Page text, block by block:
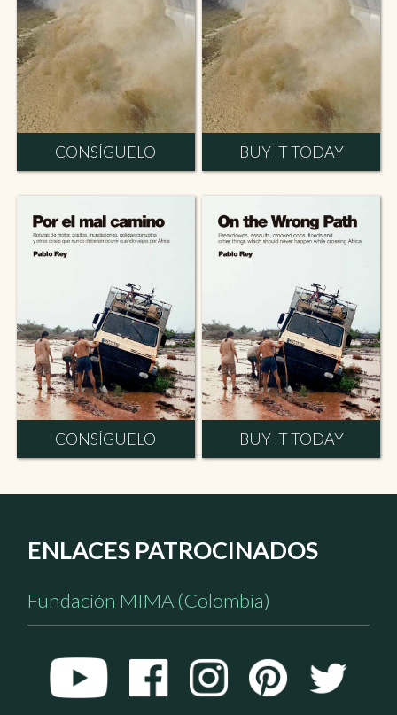
CONSÍGUELO BUY IT TODAY
CONSÍGUELO BUY IT TODAY
ENLACES PATROCINADOS
Fundación MIMA (Colombia)